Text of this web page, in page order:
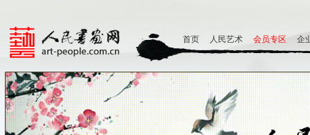
首页 人民艺术 会员专区 企